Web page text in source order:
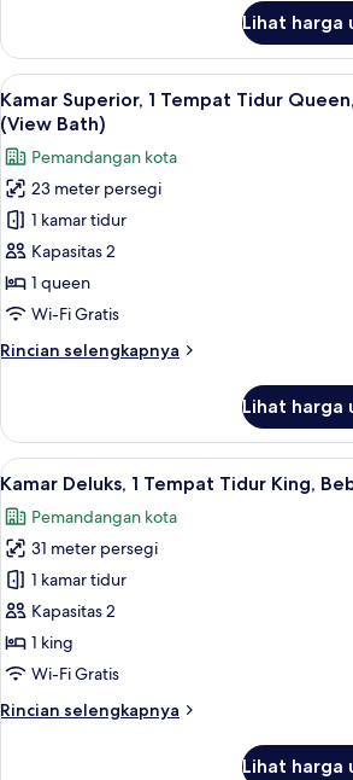
(View
Bath)
Kamar
Superior,
1
Tempat
Tidur
Queen,
Bebas
Asap
Rokok
(View
Lihat harga
Lihat
semua
foto
untuk
Kamar
Superior,
1
Tempat
Tidur
Boleh
Bath)
Brankas,
6
Kamar Superior, 1 Tempat Tidur
(View Bath)
Pemandangan kota
23 meter persegi
1 kamar tidur
Kapasitas 2
1 queen
Wi-Fi Gratis
Rincian selengkapnya
Rincian
Kamar
Superior,
1
Tidur
Queen,
Boleh
Merokok
(View
Bath)
Lihat harga
Lihat
semua
foto
untuk
Kamar
Deluks,
1
Tempat
King,
Brankas,
6
Kamar Deluks, 1 Tempat Tidur King,
Pemandangan kota
31 meter persegi
1 kamar tidur
Kapasitas 2
1 king
Wi-Fi Gratis
Rincian selengkapnya
Rincian
Lihat harga